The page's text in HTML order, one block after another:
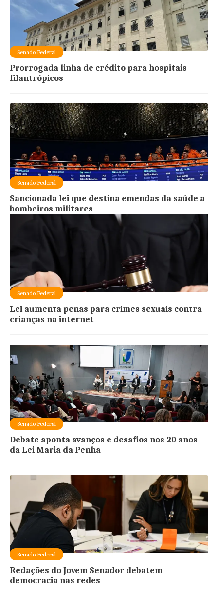
Senado Federal
Prorrogada linha de crédito para hospitais
filantrópicos
Senado Federal
Sancionada lei que destina emendas da saúde a
bombeiros militares
Senado Federal
Lei aumenta penas para crimes sexuais contra
crianças na internet
Senado Federal
Debate aponta avanços e desafios nos 20 anos
da Lei Maria da Penha
Senado Federal
Redações do Jovem Senador debatem
democracia nas redes